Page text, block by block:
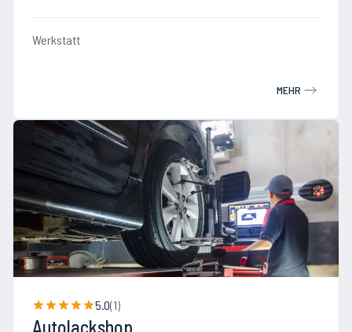
Werkstatt
MEHR
5.0(1)
Autolackshop